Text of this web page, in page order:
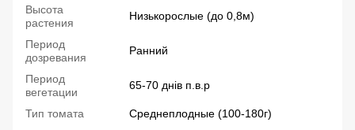
Высота
растения
Низькорослые (до 0,8м)
Период
дозревания
Ранний
Период
вегетации
65-70 днів п.в.р
Тип томата
Среднеплодные (100-180г)